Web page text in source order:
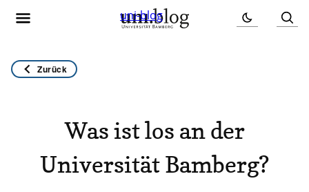
uni-blog
Zurück
Was ist los an der
Universität Bamberg?